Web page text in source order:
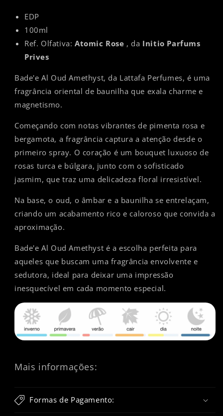
EDP
100ml
Ref. Olfativa: Atomic Rose , da Initio Parfums
Prives
Bade'e Al Oud Amethyst, da Lattafa Perfumes, é uma
fragrância oriental de baunilha que exala charme e
magnetismo.
Começando com notas vibrantes de pimenta rosa e
bergamota, a fragrância captura a atenção desde o
primeiro spray. O coração é um bouquet luxuoso de
rosas turca e búlgara, junto com o sofisticado
jasmim, que traz uma delicadeza floral irresistível.
Na base, o oud, o âmbar e a baunilha se entrelaçam,
criando um acabamento rico e caloroso que convida a
aproximação.
Bade'e Al Oud Amethyst é a escolha perfeita para
aqueles que buscam uma fragrância envolvente e
sedutora, ideal para deixar uma impressão
inesquecível em cada momento especial.
Mais informações:
Formas de Pagamento: